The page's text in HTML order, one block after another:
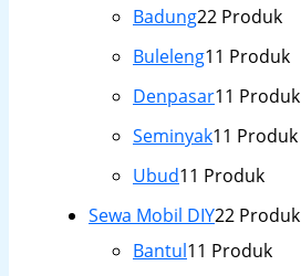
Badung22 Produk
Buleleng11 Produk
Denpasar11 Produk
Seminyak11 Produk
Ubud11 Produk
Sewa Mobil DIY22 Produk
Bantul11 Produk